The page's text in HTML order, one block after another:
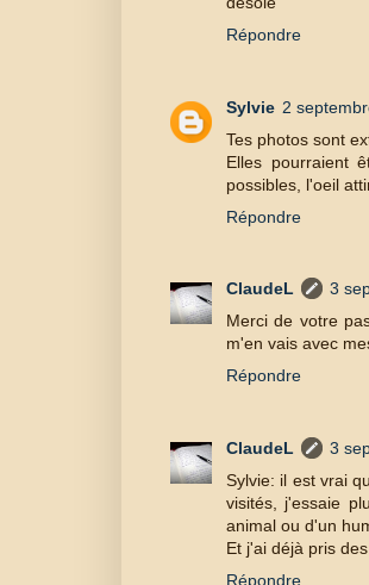
Répondre
Sylvie 2
Tes photos sont
Elles pourraient
possibles, l'oeil
Répondre
ClaudeL
3
Merci de votre
m'en vais avec
Répondre
ClaudeL
3
Sylvie: il est vrai
visités, j'essaie
animal ou d'un
Et j'ai déjà pris
Répondre